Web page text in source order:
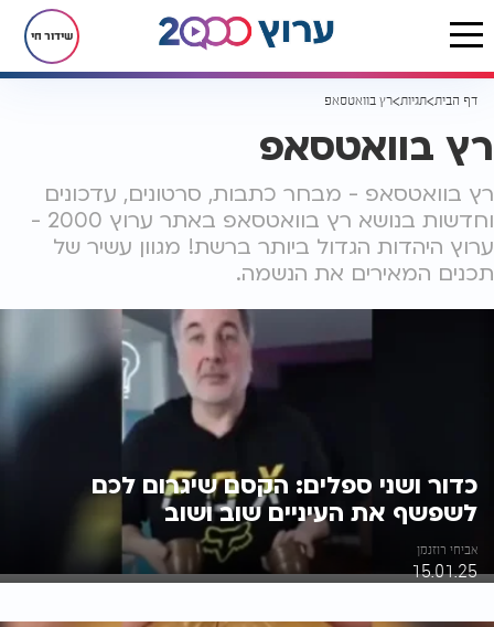
שידור חי
דף הבית תגיות רץ בוואטסאפ
רץ בוואטסאפ
רץ בוואטסאפ - מבחר כתבות, סרטונים, עדכונים
וחדשות בנושא רץ בוואטסאפ באתר ערוץ 2000 -
ערוץ היהדות הגדול ביותר ברשת! מגוון עשיר של
תכנים המאירים את הנשמה.
כדור ושני ספלים: הקסם שיגרום לכם
לשפשף את העיניים שוב ושוב
אביחי רוזנמן
15.01.25